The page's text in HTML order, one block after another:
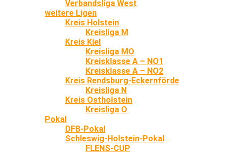
Verbandsliga West
weitere Ligen
Kreis Holstein
Kreisliga M
Kreis Kiel
Kreisliga MO
Kreisklasse A – NO1
Kreisklasse A – NO2
Kreis Rendsburg-Eckernförde
Kreisliga N
Kreis Ostholstein
Kreisliga O
Pokal
DFB-Pokal
Schleswig-Holstein-Pokal
FLENS-CUP